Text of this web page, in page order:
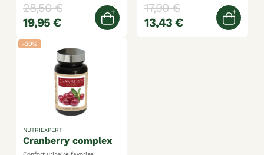
28,50 €
19,95 €
Ajouter au panier
végétales
17,90 €
13,43 €
-30%
cranberry complex
NUTRIEXPERT